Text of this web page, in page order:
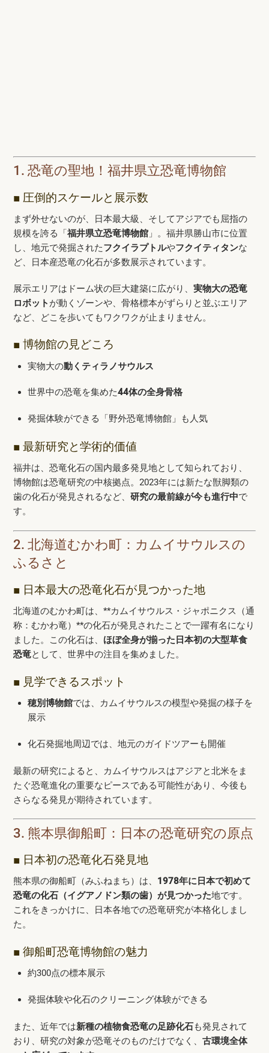
1. 恐竜の聖地！福井県立恐竜博物館
■ 圧倒的スケールと展示数
まず外せないのが、日本最大級、そしてアジアでも屈指の
規模を誇る「福井県立恐竜博物館 」。福井県勝山市に位置
し、地元で発掘されたフクイラプトルやフクイティタンな
ど、日本産恐竜の化石が多数展示されています。
展示エリアはドーム状の巨大建築に広がり、実物大の恐竜
ロボット が動くゾーンや、骨格標本がずらりと並ぶエリア
など、どこを歩いてもワクワクが止まりません。
■ 博物館の見どころ
実物大の動くティラノサウルス
世界中の恐竜を集めた44体の全身骨格
発掘体験ができる「野外恐竜博物館」も人気
■ 最新研究と学術的価値
福井は、恐竜化石の国内最多発見地として知られており、
博物館は恐竜研究の中核拠点。2023年には新たな獣脚類の
歯の化石が発見されるなど、研究の最前線が今も進行中で
す。
2. 北海道むかわ町：カムイサウルスの
ふるさと
■ 日本最大の恐竜化石が見つかった地
北海道のむかわ町は、**カムイサウルス・ジャポニクス（通
称：むかわ竜）**の化石が発見されたことで一躍有名になり
ました。この化石は、ほぼ全身が揃った日本初の大型草食
恐竜として、世界中の注目を集めました。
■ 見学できるスポット
穂別博物館では、カムイサウルスの模型や発掘の様子を
展示
化石発掘地周辺では、地元のガイドツアーも開催
最新の研究によると、カムイサウルスはアジアと北米をま
たぐ恐竜進化の重要なピースである可能性があり、今後も
さらなる発見が期待されています。
3. 熊本県御船町：日本の恐竜研究の原点
■ 日本初の恐竜化石発見地
熊本県の御船町（みふねまち）は、 1978年に日本で初めて
恐竜の化石（イグアノドン類の歯）が見つかった地です。
これをきっかけに、日本各地での恐竜研究が本格化しまし
た。
■ 御船町恐竜博物館の魅力
約300点の標本展示
発掘体験や化石のクリーニング体験ができる
また、近年では新種の植物食恐竜の足跡化石も発見されて
おり、研究の対象が恐竜そのものだけでなく、古環境全体